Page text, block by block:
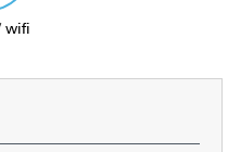
wifi